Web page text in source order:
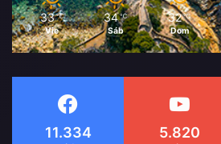
33 ℃
Vie
34 ℃
Sáb
32 ℃
Dom
11.334 5.820